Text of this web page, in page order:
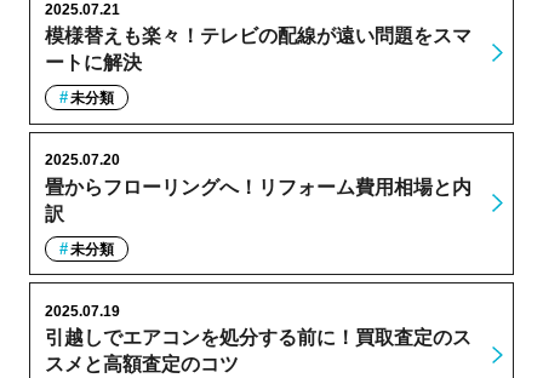
模様替えも楽々！テレビの配線が遠い問題をスマ
ートに解決
2025.07.21
未分類
畳からフローリングへ！リフォーム費用相場と内
訳
2025.07.20
未分類
引越しでエアコンを処分する前に！買取査定のス
スメと高額査定のコツ
2025.07.19